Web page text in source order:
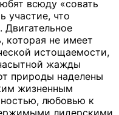
всюду «совать
участие, что
Двигательное
которая не имеет
истощаемости,
жажды
природы наделены
жизненным
любовью к
лидерскими